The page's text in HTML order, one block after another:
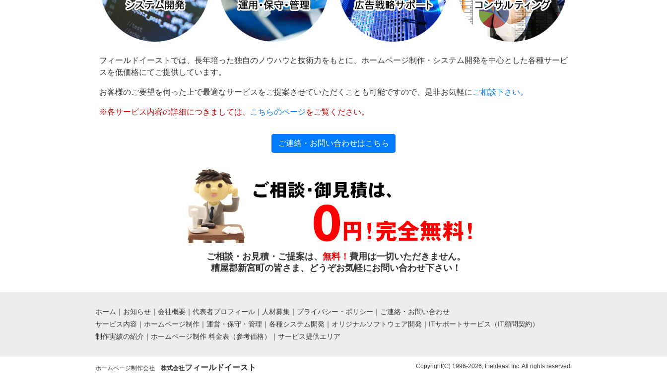
フィールドイーストでは、長年培った独自のノウハウと技術力をもとに、ホームページ制作・システム開発を中心とした各種サービ
スを低価格にてご提供しています。
お客様のご要望を伺った上で最適なサービスをご提案させていただくことも可能ですので、是非お気軽に ご相談下さい。
※各サービス内容の詳細につきましては、 こちらのページをご覧ください。
ご連絡・お問い合わせはこちら
ご相談・お見積・ご提案は、 無料！ 費用は一切いただきません。
糟屋郡新宮町の皆さま、どうぞお気軽にお問い合わせ下さい！
ホーム ｜ お知らせ ｜ 会社概要 ｜ 代表者プロフィール ｜ 人材募集 ｜ プライバシー・ポリシー ｜ ご連絡・お問い合わせ
サービス内容 ｜ ホームページ制作 ｜ 運営・保守・管理 ｜ 各種システム開発 ｜ オリジナルソフトウェア開発 ｜ ITサポートサービス（IT顧問契約）
制作実績の紹介 ｜ ホームページ制作 料金表（参考価格） ｜ サービス提供エリア
ホームページ制作会社 株式会社フィールドイースト Copyright(C) 1996-2026, Fieldeast Inc. All rights reserved.